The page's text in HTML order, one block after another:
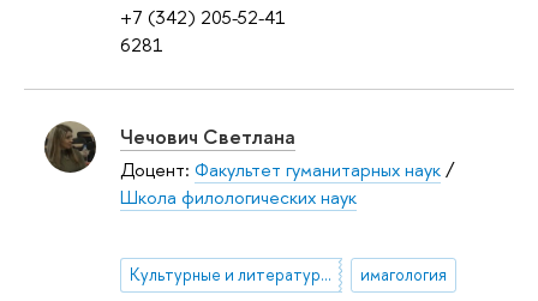
+7 (342) 205-52-41
6281
Чечович Светлана
Доцент: Факультет гуманитарных наук/
Школа филологических наук
Культурные и литературные взаимодействия России и стран Западной Европы имагология